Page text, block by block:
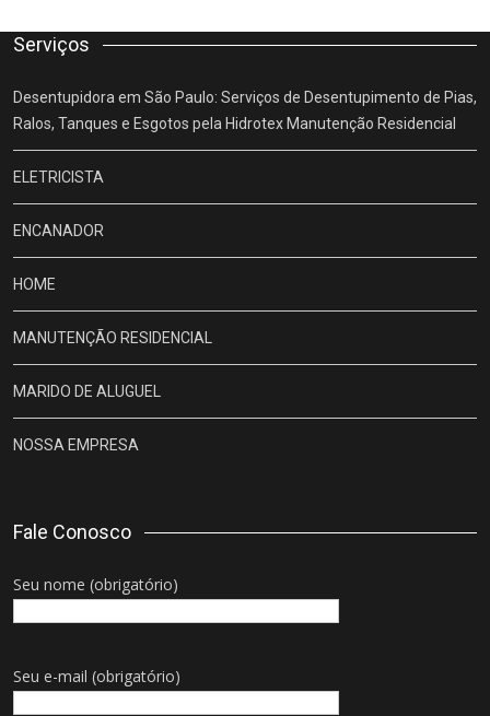
Serviços
Desentupidora em São Paulo: Serviços de Desentupimento de Pias,
Ralos, Tanques e Esgotos pela Hidrotex Manutenção Residencial
ELETRICISTA
ENCANADOR
HOME
MANUTENÇÃO RESIDENCIAL
MARIDO DE ALUGUEL
NOSSA EMPRESA
Fale Conosco
Seu nome (obrigatório)
Seu e-mail (obrigatório)